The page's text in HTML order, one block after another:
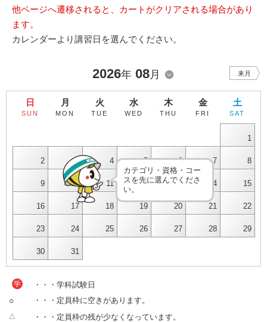
他ページへ遷移されると、カートがクリアされる場合があり
ます。
カレンダーより講習日を選んでください。
2026年 08月 来月
日
SUN
月
MON
火
TUE
水
WED
木
THU
金
FRI
土
SAT
1
2 3 4 5 6 7 8
9 10 11 12 13 14 15
16 17 18 19 20 21 22
23 24 25 26 27 28 29
30 31
カテゴリ・資格・コー
スを先に選んでくださ
い。
学 ・・・学科試験日
○ ・・・定員枠に空きがあります。
△ ・・・定員枠の残が少なくなっています。